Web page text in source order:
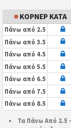
ΚΟΡΝΕΡ ΚΑΤΑ
Πάνω από 2.5
Πάνω από 3.5
Πάνω από 4.5
Πάνω από 5.5
Πάνω από 6.5
Πάνω από 7.5
Πάνω από 8.5
Τα Πάνω Από 2.5